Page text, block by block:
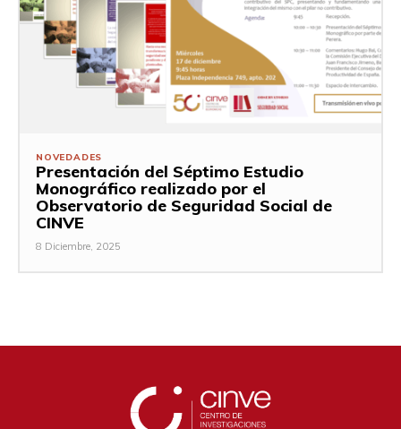
NOVEDADES
Presentación del Séptimo Estudio
Monográfico realizado por el
Observatorio de Seguridad Social de
CINVE
8 Diciembre, 2025